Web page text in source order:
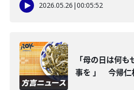
2026.05.26 |00:05:52
「母の日は何
事を 」 今帰仁